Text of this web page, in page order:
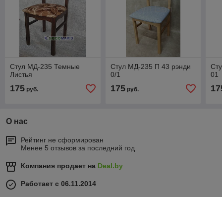
Стул МД-235 Темные
Листья
175 руб.
Стул МД-235 П 43 рэнди
0/1
175руб.
01
О нас
Рейтинг не сформирован
Менее 5 отзывов за последний год
Компания продает на Deal.by
Работает с 06.11.2014